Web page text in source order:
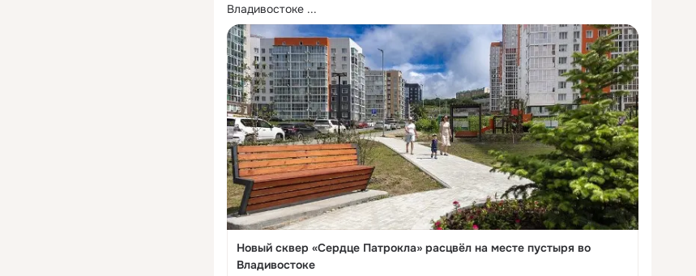
Владивостоке ...
Новый сквер «Сердце Патрокла» расцвёл на месте пустыря во
Владивостоке